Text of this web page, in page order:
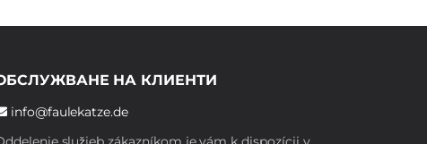
НА КЛИЕНТИ
info@faulekatze.de